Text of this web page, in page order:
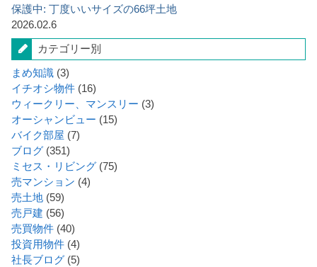
保護中: 丁度いいサイズの66坪土地
2026.02.6
カテゴリー別
まめ知識 (3)
イチオシ物件 (16)
ウィークリー、マンスリー (3)
オーシャンビュー (15)
バイク部屋 (7)
ブログ (351)
ミセス・リビング (75)
売マンション (4)
売土地 (59)
売戸建 (56)
売買物件 (40)
投資用物件 (4)
社長ブログ (5)